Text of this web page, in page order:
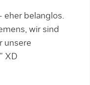
belanglos.
wir sind
unsere
XD